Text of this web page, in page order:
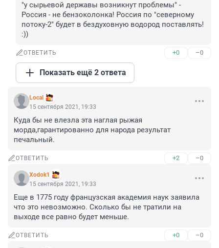
"у сырьевой державы возникнут проблемы" -
Россия - не бензоколонка! Россия по "северному
потоку-2" будет в бездуховную водород поставлять!
:))
ОТВЕТИТЬ +0 –0
Показать ещё 2 ответа
Local
15 сентября 2021, 19:33
Куда бы не влезла эта наглая рыжая
морда,гарантированно для народа результат
печальный.
ОТВЕТИТЬ +2 –0
Xodok1
15 сентября 2021, 19:33
Еще в 1775 году французская академия наук заявила
что это невозможно. Сколько бы не тратили на
выходе все равно будет меньше.
ОТВЕТИТЬ +0 –0